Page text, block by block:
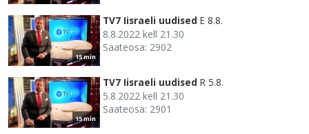
15 min
TV7 Iisraeli uudised E 8.8.
8.8.2022 kell 21.30
Saateosa: 2902
15 min
TV7 Iisraeli uudised R 5.8.
5.8.2022 kell 21.30
Saateosa: 2901